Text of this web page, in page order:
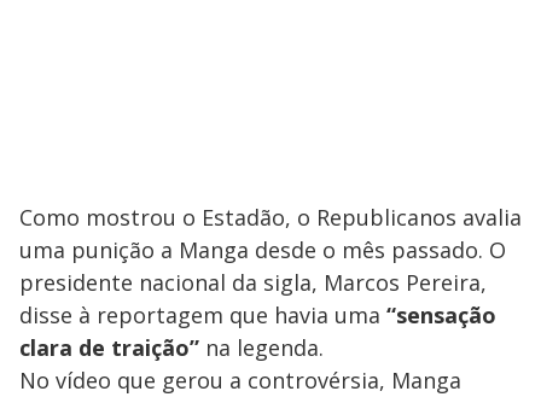
Como mostrou o Estadão, o Republicanos avalia
uma punição a Manga desde o mês passado. O
presidente nacional da sigla, Marcos Pereira,
disse à reportagem que havia uma “sensação
clara de traição” na legenda.
No vídeo que gerou a controvérsia, Manga